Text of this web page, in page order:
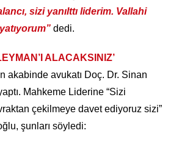
sizi yanılttı liderim. Vallahi
dedi.
ALACAKSINIZ’
akabinde avukatı Doç. Dr. Sinan
Mahkeme Liderine “Sizi
çekilmeye davet ediyoruz sizi”
şunları söyledi: